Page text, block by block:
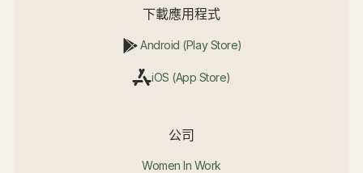
下載應用程式
Android (Play Store)
iOS (App Store)
公司
Women In Work